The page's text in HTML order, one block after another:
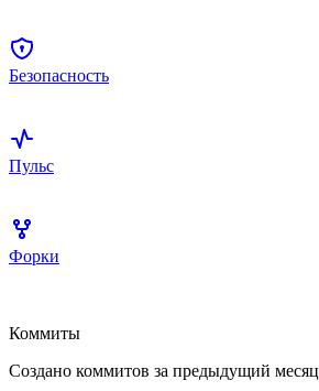
Безопасность
Пульс
Форки
Коммиты
Создано коммитов за предыдущий месяц